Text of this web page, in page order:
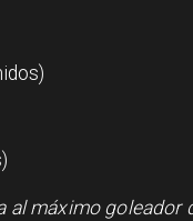
al máximo